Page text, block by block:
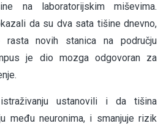
na laboratorijskim miševima.
da su dva sata tišine dnevno,
rasta novih stanica na području
je dio mozga odgovoran za
ustanovili i da tišina
među neuronima, i smanjuje rizik